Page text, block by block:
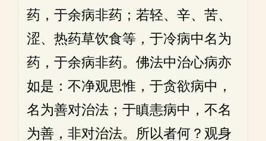
药，于余病非药；若轻、辛、苦、
涩、热药草饮食等，于冷病中名为
药，于余病非药。佛法中治心病亦
如是：不净观思惟，于贪欲病中，
名为善对治法；于瞋恚病中，不名
为善，非对治法。所以者何？观身